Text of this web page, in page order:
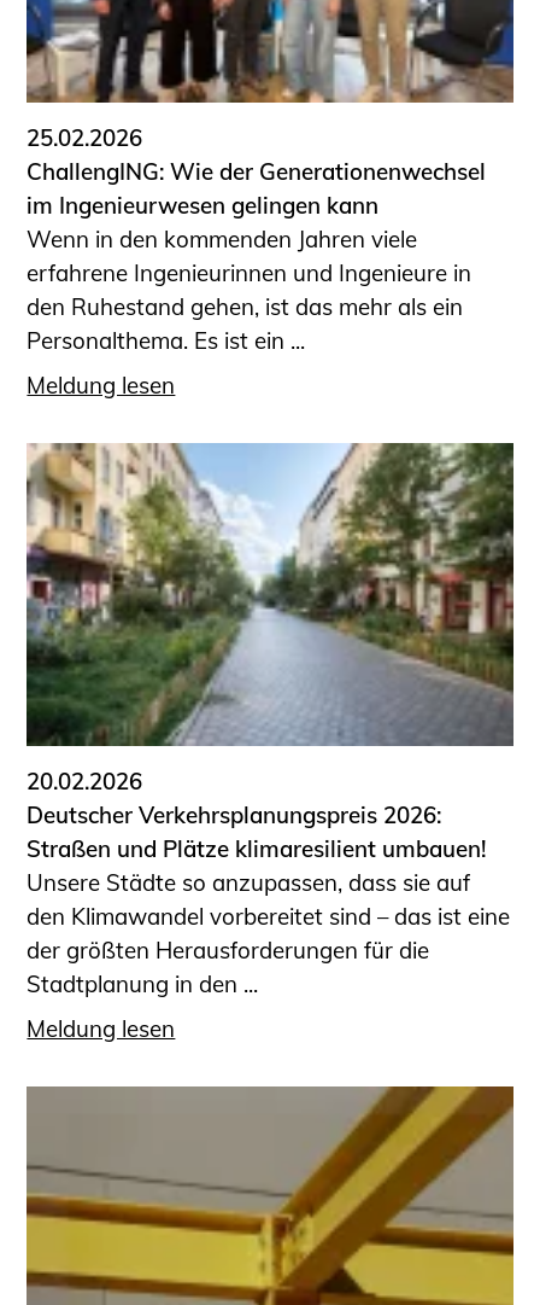
25.02.2026
ChallengING: Wie der Generationenwechsel
im Ingenieurwesen gelingen kann
Wenn in den kommenden Jahren viele
erfahrene Ingenieurinnen und Ingenieure in
den Ruhestand gehen, ist das mehr als ein
Personalthema. Es ist ein ...
Meldung lesen
20.02.2026
Deutscher Verkehrsplanungspreis 2026:
Straßen und Plätze klimaresilient umbauen!
Unsere Städte so anzupassen, dass sie auf
den Klimawandel vorbereitet sind – das ist eine
der größten Herausforderungen für die
Stadtplanung in den ...
Meldung lesen